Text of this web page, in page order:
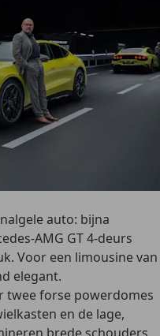
auto: bijna
AMG GT 4-deurs
Voor een limousine van
elegant.
twee forse powerdomes
en de lage,